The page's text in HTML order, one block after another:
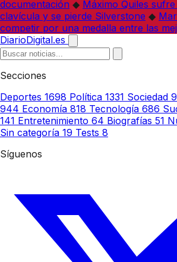
documentación ◆ Máximo Quiles
clavícula y se pierde Silverstone ◆
competir por una medalla entre las
DiarioDigital.es
Secciones
Deportes 1698 Política 1331 Sociedad
944 Economía 818 Tecnología 686
141 Entretenimiento 64 Biografías 51
Sin categoría 19 Tests 8
Síguenos